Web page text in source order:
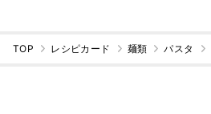
TOP レシピカード 麺類 パスタ